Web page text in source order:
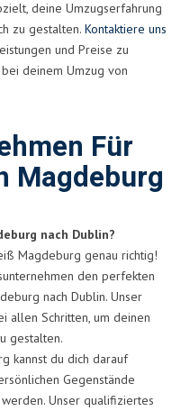
deine Umzugserfahrung
zu gestalten. Kontaktiere uns
und Preise zu
deinem Umzug von
Für
Magdeburg
nach Dublin?
Magdeburg genau richtig!
den perfekten
nach Dublin. Unser
allen Schritten, um deinen
gestalten.
kannst du dich darauf
Gegenstände
Unser qualifiziertes